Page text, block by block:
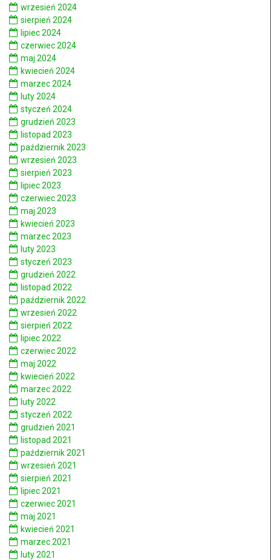
wrzesień 2024
sierpień 2024
lipiec 2024
czerwiec 2024
maj 2024
kwiecień 2024
marzec 2024
luty 2024
styczeń 2024
grudzień 2023
listopad 2023
październik 2023
wrzesień 2023
sierpień 2023
lipiec 2023
czerwiec 2023
maj 2023
kwiecień 2023
marzec 2023
luty 2023
styczeń 2023
grudzień 2022
listopad 2022
październik 2022
wrzesień 2022
sierpień 2022
lipiec 2022
czerwiec 2022
maj 2022
kwiecień 2022
marzec 2022
luty 2022
styczeń 2022
grudzień 2021
listopad 2021
październik 2021
wrzesień 2021
sierpień 2021
lipiec 2021
czerwiec 2021
maj 2021
kwiecień 2021
marzec 2021
luty 2021